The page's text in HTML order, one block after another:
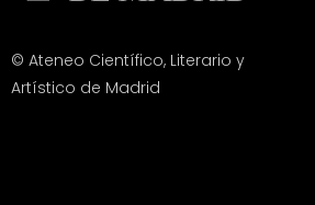
© Ateneo Científico, Literario y
Artístico de Madrid